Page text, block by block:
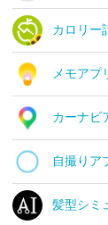
カロリー
メモアプ
カーナビ
自撮りア
髪型シミ